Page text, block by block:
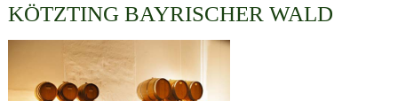
KÖTZTING BAYRISCHER WALD